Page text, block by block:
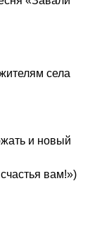
села
и новый
вам!»)